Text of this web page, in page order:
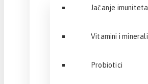
Jačanje imuniteta
Vitamini i minerali
Probiotici